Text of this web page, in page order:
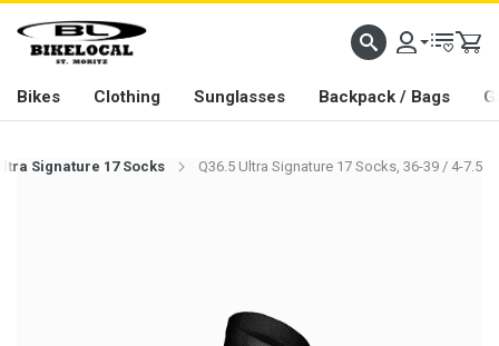
PASSION IN ALL WE DO
Bikes Clothing Sunglasses Backpack / Bags
Signature 17 Socks Q36.5 Ultra Signature 17 Socks, 36-39 / 4-7.5